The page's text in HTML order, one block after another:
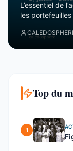
L’essentiel de
les
incendies du
Top du
1